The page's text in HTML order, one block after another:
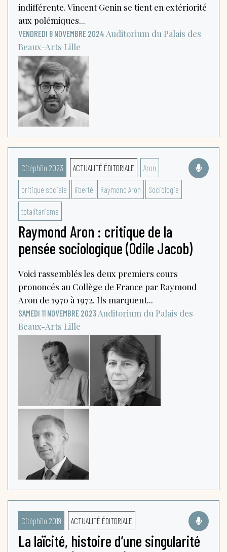
indifférente. Vincent Genin se tient en extériorité
aux polémiques...
VENDREDI 8 NOVEMBRE 2024 Auditorium du Palais des
Beaux-Arts Lille
Citéphilo 2023 ACTUALITÉ ÉDITORIALE Aron
critique sociale liberté Raymond Aron Sociologie
totalitarisme
Raymond Aron : critique de la
pensée sociologique (Odile Jacob)
Voici rassemblés les deux premiers cours
prononcés au Collège de France par Raymond
Aron de 1970 à 1972. Ils marquent...
SAMEDI 11 NOVEMBRE 2023 Auditorium du Palais des
Beaux-Arts Lille
Citéphilo 2019 ACTUALITÉ ÉDITORIALE
La laïcité, histoire d’une singularité